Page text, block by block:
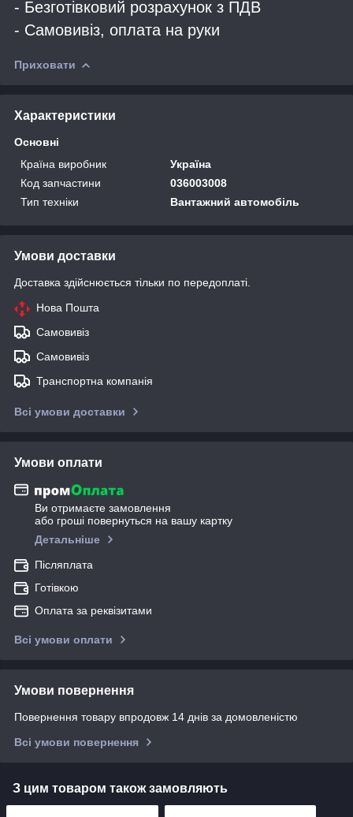
- Безготівковий розрахунок з ПДВ
- Самовивіз, оплата на руки
Приховати
Характеристики
Основні
Країна виробник
Україна
Код запчастини
036003008
Тип техніки
Вантажний автомобіль
Умови доставки
Доставка здійснюється тільки по передоплаті.
Нова Пошта
Самовивіз
Самовивіз
Транспортна компанія
Всі умови доставки
Умови оплати
Ви отримаєте замовлення
або гроші повернуться на вашу картку
Детальніше
Післяплата
Готівкою
Оплата за реквізитами
Всі умови оплати
Умови повернення
Повернення товару впродовж 14 днів за домовленістю
Всі умови повернення
З цим товаром також замовляють